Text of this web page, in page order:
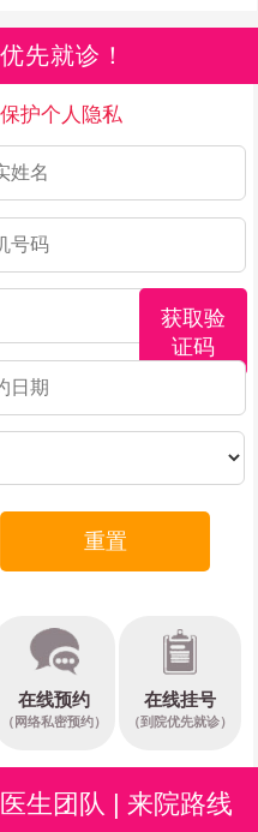
先就诊！
保护个人隐私
获取验
证码
重置
在线预约
（网络私密预约）
在线挂号
（到院优先就诊）
医生团队 | 来院路线